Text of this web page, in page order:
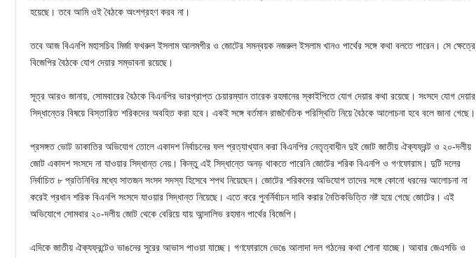
হয়েছে। তবে আমি ওই বৈঠকে অংশগ্রহণ করব না।
তবে আজ বিএনপি মহাসচিব মির্জা ফখরুল ইসলাম আলমগীর ও জোটের সমন্বয়ক নজরুল ইসলাম খানও পার্থের সঙ্গে কথা বলতে পারেন। সে ক্ষেত্রে
বিজেপির বৈঠকে যোগ দেয়ার সম্ভাবনা রয়েছে।
সূত্র আরও জানায়, সোমবারের বৈঠকে বিএনপির ভারপ্রাপ্ত চেয়ারম্যান তারেক রহমানের স্কাইপিতে যোগ দেয়ার কথা রয়েছে। সংসদে যোগ দেয়ার
সিদ্ধান্তের বিষয়ে বিস্তারিত শরিকদের অবহিত করা হবে। একই সঙ্গে বর্তমান রাজনৈতিক পরিস্থিতি নিয়ে বৈঠকে আলোচনা হবে বলে জানা গেছে।
প্রসঙ্গত ভোট ডাকাতির অভিযোগ তোলে একাদশ নির্বাচনের ফল প্রত্যাখ্যান করা বিএনপির নেতৃত্বাধীন দুই জোট জাতীয় ঐক্যফ্রন্ট ও ২০-দলীয়
জোট একাদশ সংসদে না যাওয়ার সিদ্ধান্ত নেয়। কিন্তু এই সিদ্ধান্তে অনড় থাকতে পারেনি জোটের শরিক বিএনপি ও গণফোরাম। দুটি দলের
নির্বাচিত ৮ প্রতিনিধির মধ্যে সাতজন সংসদ সদস্য হিসেবে শপথ নিয়েছেন। জোটের শরিকদের অভিযোগ তাদের সঙ্গে কোনো ধরনের আলোচনা না
করেই প্রধান শরিক বিএনপি সংসদে যাওয়ার সিদ্ধান্ত নিয়েছে। এতে করে পুনর্নির্বাচন দাবি করার নৈতিকভিত্তি নষ্ট হয়ে গেছে জোটের। এই
অভিযোগে সোমবার ২০-দলীয় জোট থেকে বেরিয়ে যায় আন্দালিভ রহমান পার্থের বিজেপি।
এদিকে জাতীয় ঐক্যফ্রন্টেও ভাঙনের সুরের আভাস পাওয়া যাচ্ছে। গণফোরামে ভেঙে আলাদা দল গঠনের কথা শোনা যাচ্ছে। আবার জেএসডি ও